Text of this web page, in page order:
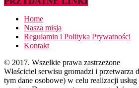
Home
Nasza misja
Regulamin i Polityka Prywatności
Kontakt
© 2017. Wszelkie prawa zastrzeżone
Właściciel serwisu gromadzi i przetwarza
tym dane osobowe) w celu realizacji